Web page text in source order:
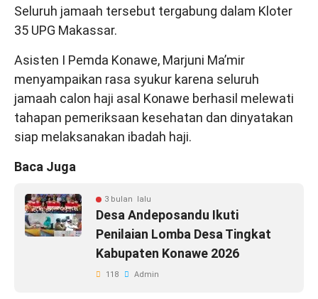
Seluruh jamaah tersebut tergabung dalam Kloter
35 UPG Makassar.
Asisten I Pemda Konawe, Marjuni Ma’mir
menyampaikan rasa syukur karena seluruh
jamaah calon haji asal Konawe berhasil melewati
tahapan pemeriksaan kesehatan dan dinyatakan
siap melaksanakan ibadah haji.
Baca Juga
3 bulan lalu
Desa Andeposandu Ikuti
Penilaian Lomba Desa Tingkat
Kabupaten Konawe 2026
118 Admin